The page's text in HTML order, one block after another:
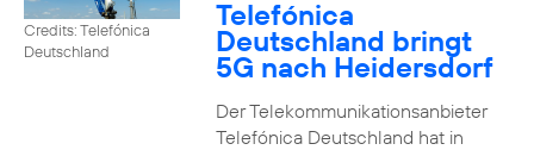
Credits: Telefónica
Deutschland
Telefónica
Deutschland bringt
5G nach Heidersdorf
Der Telekommunikationsanbieter
Telefónica Deutschland hat in